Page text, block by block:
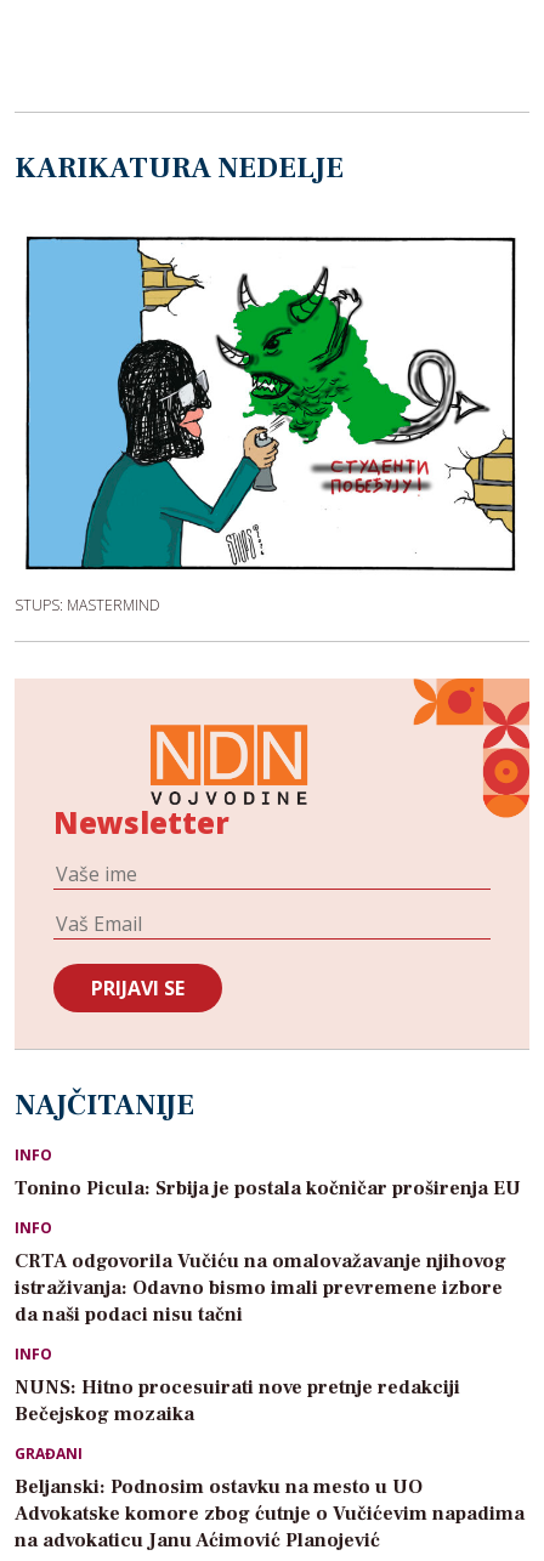
KARIKATURA NEDELJE
STUPS: MASTERMIND
Newsletter
NAJČITANIJE
INFO
Tonino Picula: Srbija je postala kočničar proširenja EU
INFO
CRTA odgovorila Vučiću na omalovažavanje njihovog
istraživanja: Odavno bismo imali prevremene izbore
da naši podaci nisu tačni
INFO
NUNS: Hitno procesuirati nove pretnje redakciji
Bečejskog mozaika
GRAĐANI
Beljanski: Podnosim ostavku na mesto u UO
Advokatske komore zbog ćutnje o Vučićevim napadima
na advokaticu Janu Aćimović Planojević